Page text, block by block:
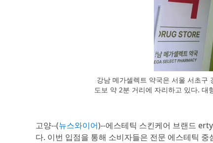
강남 메가셀렉트 약국은 서울 서초구
도보 약 2분 거리에 자리하고 있다. 대
고양--(뉴스와이어)--에스테틱 스킨케어 브랜드
다. 이번 입점을 통해 소비자들은 전문 에스테틱